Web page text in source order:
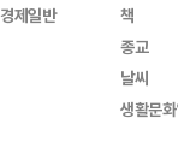
경제일반
책
종교
날씨
생활문